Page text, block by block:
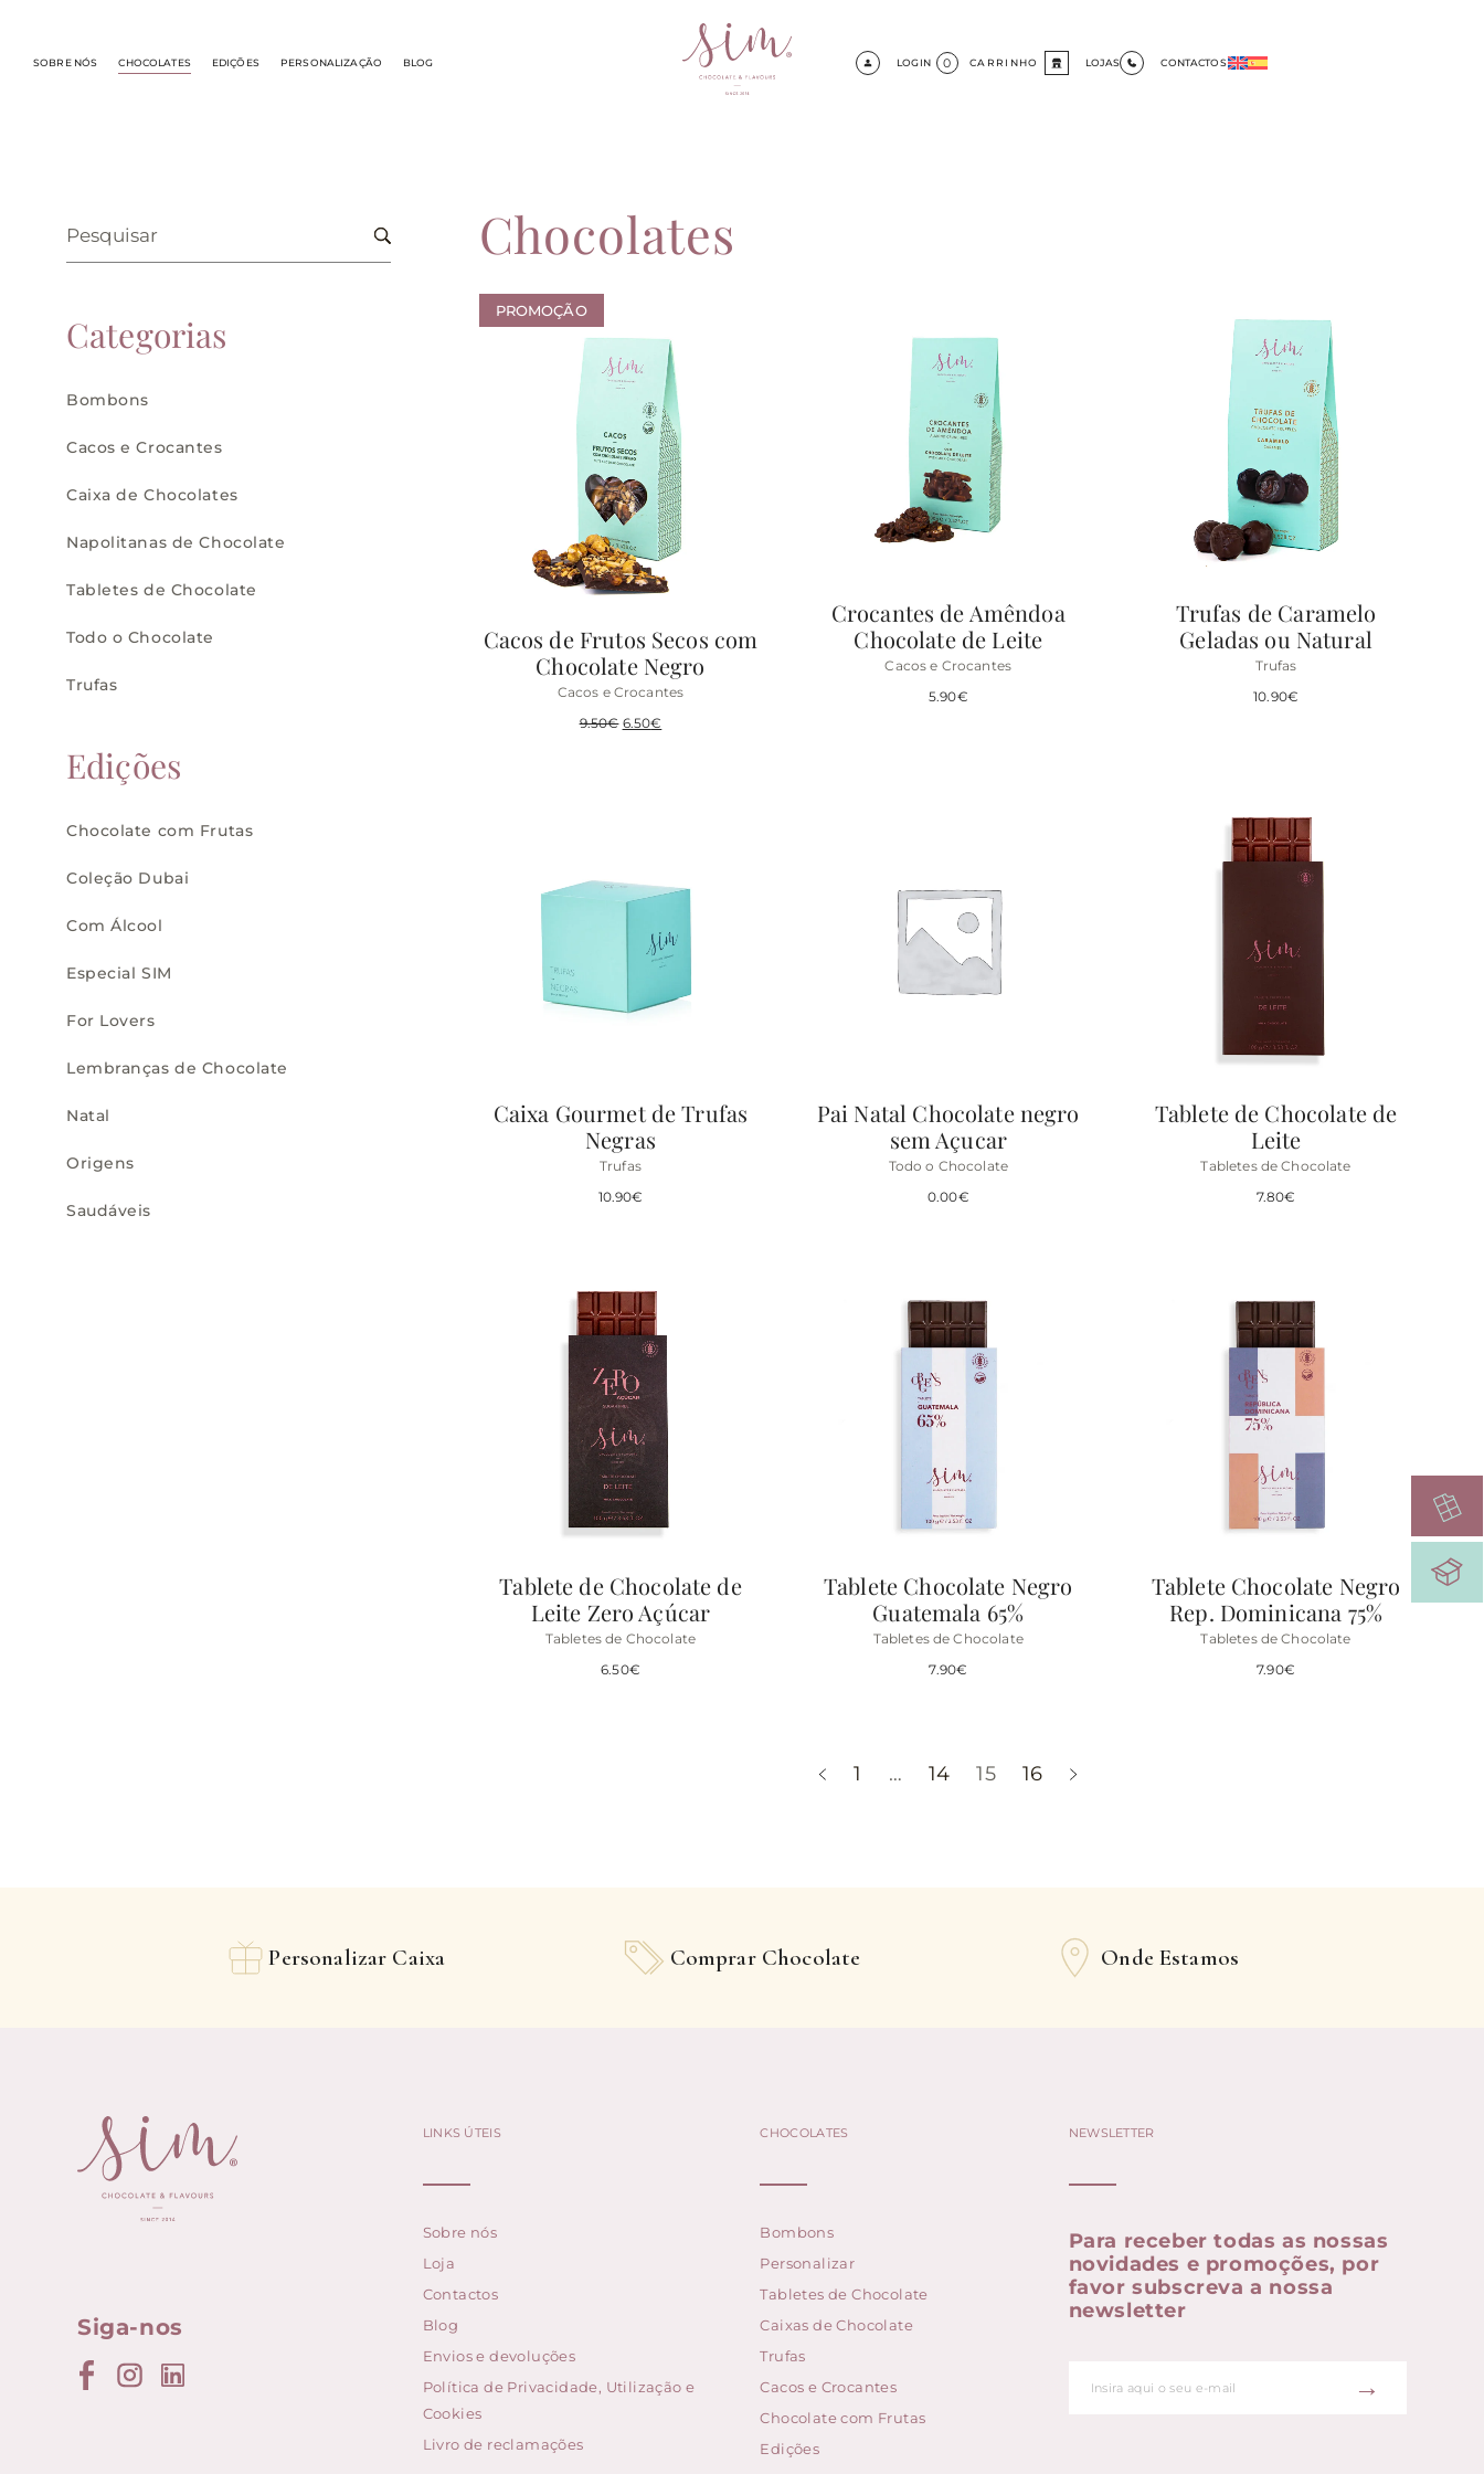
SOBRE NÓS CHOCOLATES EDIÇÕES PERSONALIZAÇÃO BLOG LOGIN CARRINHO
0 LOJAS CONTACTOS
Categorias
Bombons
Cacos e Crocantes
Caixa de Chocolates
Napolitanas de Chocolate
Tabletes de Chocolate
Todo o Chocolate
Trufas
Edições
Chocolate com Frutas
Coleção Dubai
Com Álcool
Especial SIM
For Lovers
Lembranças de Chocolate
Natal
Origens
Saudáveis
Chocolates
PROMOÇÃO
Cacos de Frutos Secos com
Chocolate Negro
Cacos e Crocantes
9.50€ 6.50€
Crocantes de Amêndoa
Chocolate de Leite
Cacos e Crocantes
5.90€
Trufas de Caramelo
Geladas ou Natural
Trufas
10.90€
Caixa Gourmet de Trufas
Negras
Trufas
10.90€
Pai Natal Chocolate negro
sem Açucar
Todo o Chocolate
0.00€
Tablete de Chocolate de
Leite
Tabletes de Chocolate
7.80€
Tablete de Chocolate de
Leite Zero Açúcar
Tabletes de Chocolate
6.50€
Tablete Chocolate Negro
Guatemala 65%
Tabletes de Chocolate
7.90€
Tablete Chocolate Negro
Rep. Dominicana 75%
Tabletes de Chocolate
7.90€
1 … 14 15 16
Personalizar Caixa Comprar Chocolate Onde Estamos
Siga-nos
LINKS ÚTEIS
Sobre nós
Loja
Contactos
Blog
Envios e devoluções
Política de Privacidade, Utilização e
Cookies
Livro de reclamações
CHOCOLATES
Bombons
Personalizar
Tabletes de Chocolate
Caixas de Chocolate
Trufas
Cacos e Crocantes
Chocolate com Frutas
Edições
NEWSLETTER
Para receber todas as nossas
novidades e promoções, por
favor subscreva a nossa
newsletter
→